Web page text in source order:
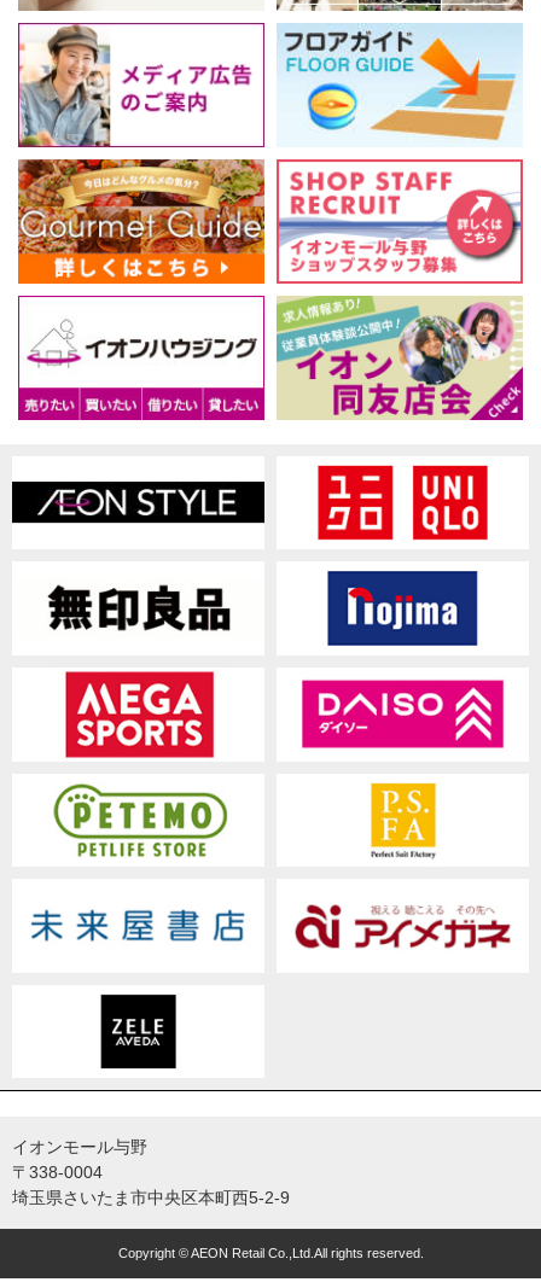
イオンモール与野
〒338-0004
埼玉県さいたま市中央区本町西5-2-9
Copyright © AEON Retail Co.,Ltd.All rights reserved.